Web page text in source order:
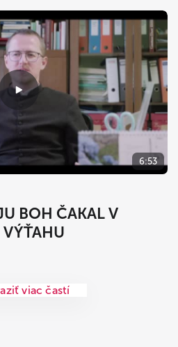
6:53
BOH ČAKAL V
viac častí